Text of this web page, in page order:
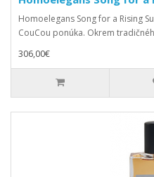
Homoelegans Song for a Rising
CouCou ponúka. Okrem
306,00€